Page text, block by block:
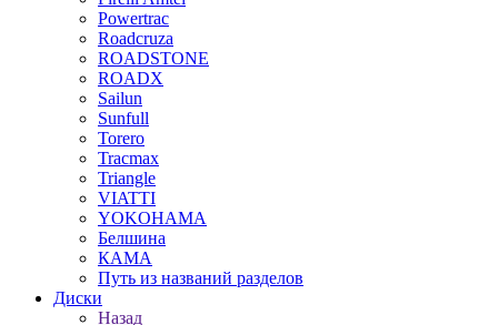
Powertrac
Roadcruza
ROADSTONE
ROADX
Sailun
Sunfull
Torero
Tracmax
Triangle
VIATTI
YOKOHAMA
Белшина
КАМА
Путь из названий разделов
Диски
Назад